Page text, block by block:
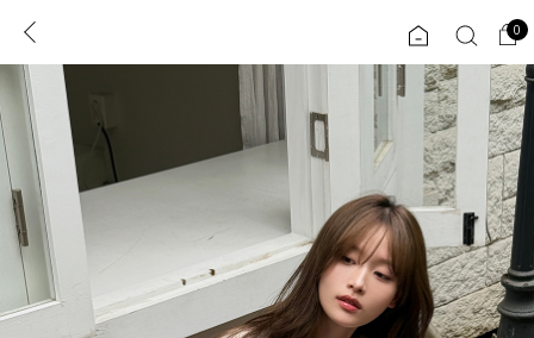
로그인 0
ENG
TW
JP
콘텐츠 플러스핏 회원혜택 입
COMMUNITY
도착보장⚡ ALL
0